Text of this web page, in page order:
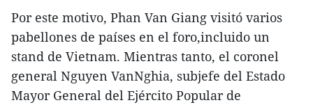
Por este motivo, Phan Van Giang visitó varios
pabellones de países en el foro,incluido un
stand de Vietnam. Mientras tanto, el coronel
general Nguyen VanNghia, subjefe del Estado
Mayor General del Ejército Popular de